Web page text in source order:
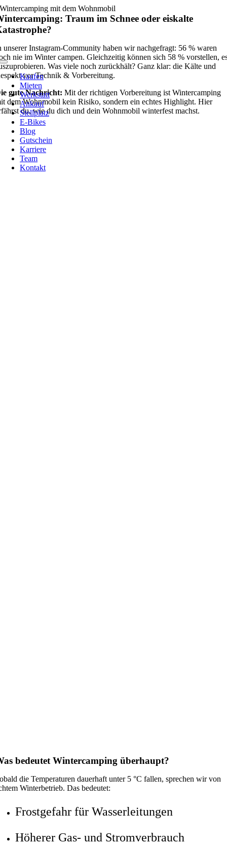
Zum
Inhalt
springen
Toggle
Navigation
Kaufen
Mieten
Werkstatt
Ankauf
Stellplatz
E-Bikes
Blog
Gutschein
Karriere
Team
Kontakt
Wintercamping mit dem Wohnmobil
Traum im Schnee oder eiskalte
unserer Instagram-Community haben wir nachgefragt: 56 % waren
nie im Winter campen. Gleichzeitig können sich 58 % vorstellen,
Was viele noch zurückhält? Ganz klar: die Kälte und
vor Technik & Vorbereitung.
gute Nachricht:Mit der richtigen Vorbereitung ist Wintercamping
dem Wohnmobil kein Risiko, sondern ein echtes Highlight. Hier
du, wie du dich und dein Wohnmobil winterfest machst.
bedeutet Wintercamping überhaupt?
die Temperaturen dauerhaft unter 5 °C fallen, sprechen wir von
Winterbetrieb. Das bedeutet:
Frostgefahr für Wasserleitungen
Höherer Gas- und Stromverbrauch